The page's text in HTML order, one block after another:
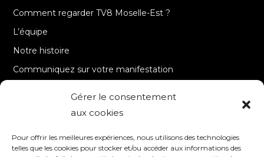
Gérer le consentement
aux cookies
Pour offrir les meilleures expériences, nous utilisons des technologies
telles que les cookies pour stocker et/ou accéder aux informations des
Comment regarder TV8 Moselle-Est ?
L’équipe
Notre histoire
Communiquez sur votre manifestation
Contact